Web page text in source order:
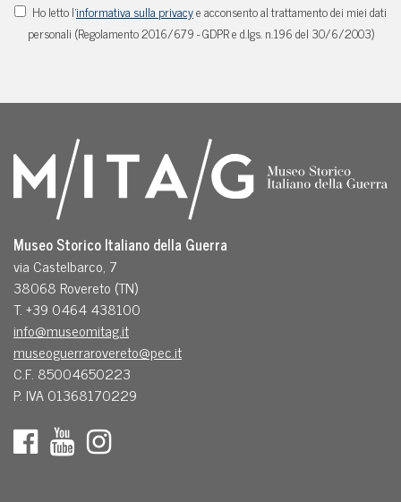
Ho letto l'informativa sulla privacye acconsento al trattamento dei miei dati
personali (Regolamento 2016/679 - GDPR e d.lgs. n.196 del 30/6/2003)
Museo Storico Italiano della Guerra
via Castelbarco, 7
38068 Rovereto (TN)
T. +39 0464 438100
info@museomitag.it
museoguerrarovereto@pec.it
C.F. 85004650223
P. IVA 01368170229